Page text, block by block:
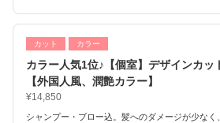
カット カラー
カラー人気1位♪【個室】デザインカッ
【外国人風、潤艶カラー】
¥14,850
シャンプー・ブロー込。髪へのダメージが少な